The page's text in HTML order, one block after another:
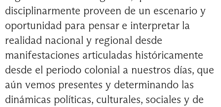
disciplinarmente proveen de un escenario y
oportunidad para pensar e interpretar la
realidad nacional y regional desde
manifestaciones articuladas históricamente
desde el periodo colonial a nuestros días, que
aún vemos presentes y determinando las
dinámicas políticas, culturales, sociales y de